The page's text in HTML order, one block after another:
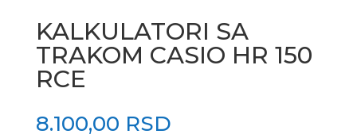
KALKULATORI SA
TRAKOM CASIO HR 150
RCE
8.100,00 RSD